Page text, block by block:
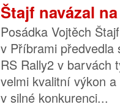
Štajf navázal
Posádka Vojtěch
v Příbrami předvedla
RS Rally2 v barvách
velmi kvalitní výkon
v silné konkurenci...